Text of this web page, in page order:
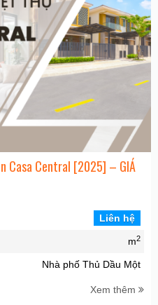
Casa Central [2025] – GIÁ
Liên hệ
m2
Nhà phố Thủ Dầu Một
Xem thêm